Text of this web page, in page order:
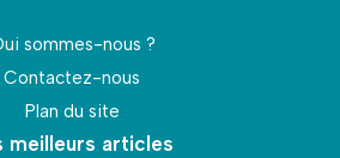
sommes-nous ?
Contactez-nous
Plan du site
meilleurs articles